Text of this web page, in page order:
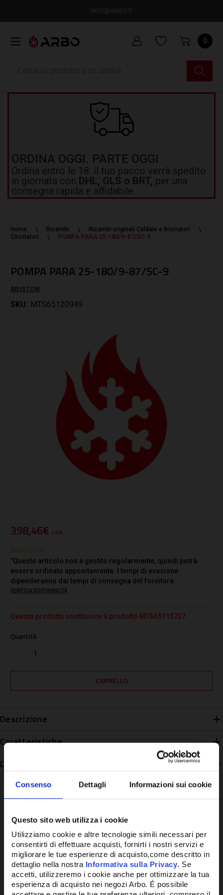
Consenso Dettagli Informazioni sui cookie
Questo sito web utilizza i cookie
Utilizziamo cookie e altre tecnologie simili necessari per
consentirti di effettuare acquisti, fornirti i nostri servizi e
migliorare le tue esperienze di acquisto,come descritto in
dettaglio nella nostra Informativa sulla Privacy. Se
accetti, utilizzeremo i cookie anche per ottimizzare la tua
esperienza di acquisto nei negozi Arbo. É possibile
INFO@ARBO.IT
0
ORDINA OGGI. PARTE OGGI
Ordina entro le 18: il tuo pacco verrà spedito
in giornata con DHL, GLS o BRT, per una
consegna rapida e affidabile.
Home Ricambi
Ricambi originali Caldaie e Bruciatori
Circolatori
POMPA PARA 25-180/9-87/SC-9
POMPA PARA 25-180/9-87/SC-9
ARISTON
SKU: MTS65120949
398,46€ + IVA
SU RICHIESTA
"Questo articolo non è gestito regolarmente, quindi potrà
essere ordinato appositamente. I tempi di evasione
dipenderanno dai tempi di consegna del fornitore.
VERIFICA DISPONIBILITÀ
Questo prodotto sostituisce il prodotto MTS65115727
Quantità
Descrizione
Caratteristiche
Disponibilità
Potrebbe anche interessarti